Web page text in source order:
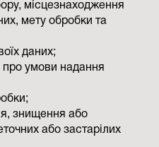
місцезнаходження
мету обробки та
даних;
умови надання
знищення або
або застарілих